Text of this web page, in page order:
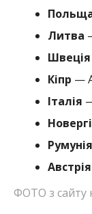
Литва
Швеція
Кіпр —
Італія
Румунія
Австрія
ФОТО з сайту